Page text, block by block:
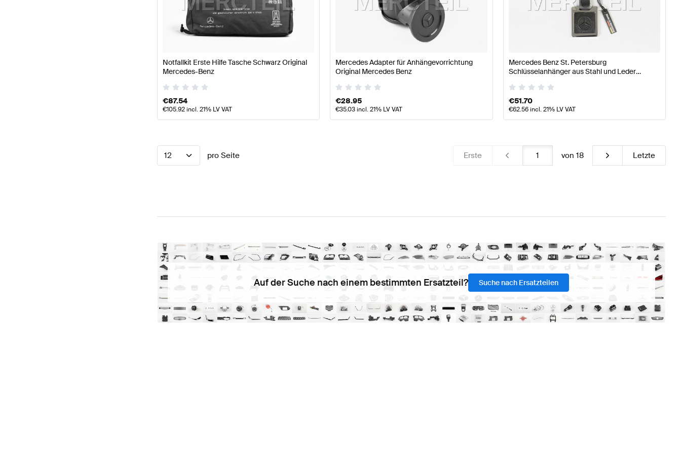
Notfallkit Erste Hilfe Tasche Schwarz Original
Mercedes-Benz
€87.54
€105.92incl. 21% LV VAT
Mercedes Adapter für Anhängevorrichtung
Original Mercedes Benz
€28.95
€35.03incl. 21% LV VAT
Mercedes Benz St. Petersburg
Schlüsselanhänger aus Stahl und Leder
€51.70
€62.56incl. 21% LV VAT
12 pro Seite Erste von 18 Letzte
Auf der Suche nach einem bestimmten Ersatzteil? Suche nach Ersatzteilen